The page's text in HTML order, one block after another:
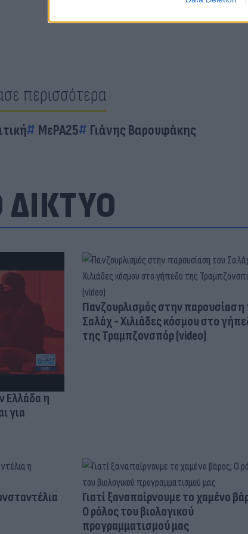
περισσότερα
ΜεΡΑ25 Γιάνης Βαρουφάκης
Ελλάδα η
για
Πανζουρλισμός στην παρουσίαση
Σαλάχ - Χιλιάδες κόσμου στο
της Τραμπζονσπόρ (video)
Γιατί ξαναπαίρνουμε το χαμένο
Ο ρόλος του βιολογικού
προγραμματισμού μας